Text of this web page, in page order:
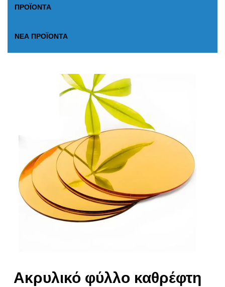
ΠΡΟΪΌΝΤΑ
ΝΈΑ ΠΡΟΪΌΝΤΑ
Ακρυλικό φύλλο καθρέφτη